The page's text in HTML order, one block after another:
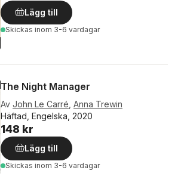
Lägg till
Skickas inom 3-6 vardagar
The Night Manager
Av John Le Carré Anna Trewin
Häftad, Engelska, 2020
148 kr
Lägg till
Skickas inom 3-6 vardagar